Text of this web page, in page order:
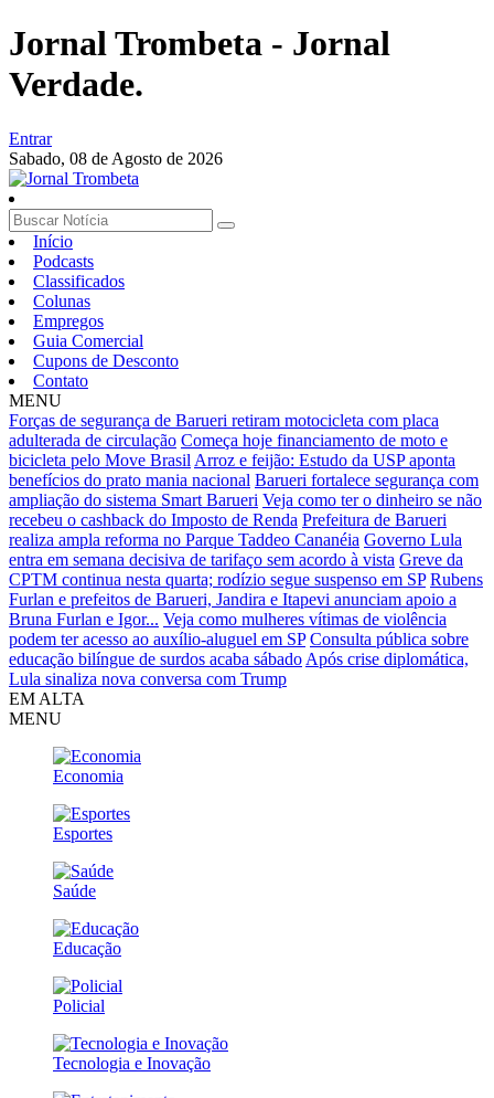
Jornal Trombeta - Jornal
Verdade.
Entrar
Sabado, 08 de Agosto de 2026
Início
Podcasts
Classificados
Colunas
Empregos
Guia Comercial
Cupons de Desconto
Contato
MENU
Forças de segurança de Barueri retiram motocicleta com placa
adulterada de circulação Começa hoje financiamento de moto e
bicicleta pelo Move Brasil Arroz e feijão: Estudo da USP aponta
benefícios do prato mania nacional Barueri fortalece segurança com
ampliação do sistema Smart Barueri Veja como ter o dinheiro se não
recebeu o cashback do Imposto de Renda Prefeitura de Barueri
realiza ampla reforma no Parque Taddeo Cananéia Governo Lula
entra em semana decisiva de tarifaço sem acordo à vista Greve da
CPTM continua nesta quarta; rodízio segue suspenso em SP Rubens
Furlan e prefeitos de Barueri, Jandira e Itapevi anunciam apoio a
Bruna Furlan e Igor... Veja como mulheres vítimas de violência
podem ter acesso ao auxílio-aluguel em SP Consulta pública sobre
educação bilíngue de surdos acaba sábado Após crise diplomática,
Lula sinaliza nova conversa com Trump
EM ALTA
MENU
Economia
Esportes
Saúde
Educação
Policial
Tecnologia e Inovação